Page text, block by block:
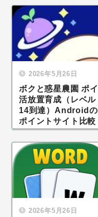
2026年5月26日
ボクと惑星農園 ポイ
活放置育成（レベル
14到達）Androidの
ポイントサイト比較
2026年5月26日